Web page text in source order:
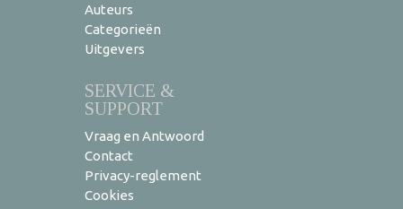
Auteurs
Categorieën
Uitgevers
SERVICE &
SUPPORT
Vraag en Antwoord
Contact
Privacy-reglement
Cookies